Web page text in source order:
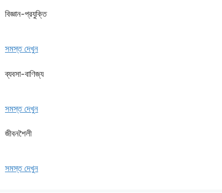
বিজ্ঞান-প্রযুক্তি
সমস্ত দেখুন
ব্যবসা-বাণিজ্য
সমস্ত দেখুন
জীবনশৈলী
সমস্ত দেখুন